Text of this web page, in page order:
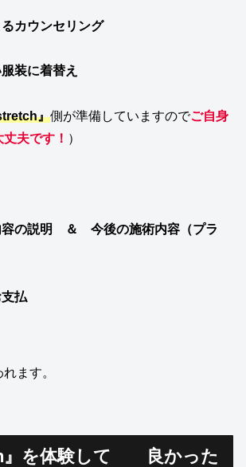
カウンセリング
装に着替え
』側が準備していますのでご自身
夫です！ ）
の説明 ＆ 今後の施術内容（プラ
払
ます。
』を体験して 良かった